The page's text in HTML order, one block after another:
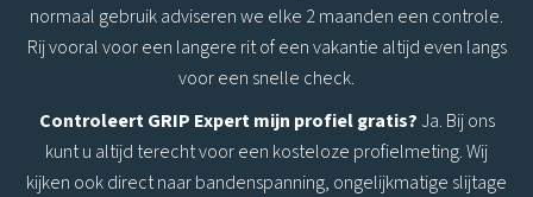
normaal gebruik adviseren we elke 2 maanden een controle.
Rij vooral voor een langere rit of een vakantie altijd even langs
voor een snelle check.
Controleert GRIP Expert mijn profiel gratis?Ja. Bij ons
kunt u altijd terecht voor een kosteloze profielmeting. Wij
kijken ook direct naar bandenspanning, ongelijkmatige slijtage